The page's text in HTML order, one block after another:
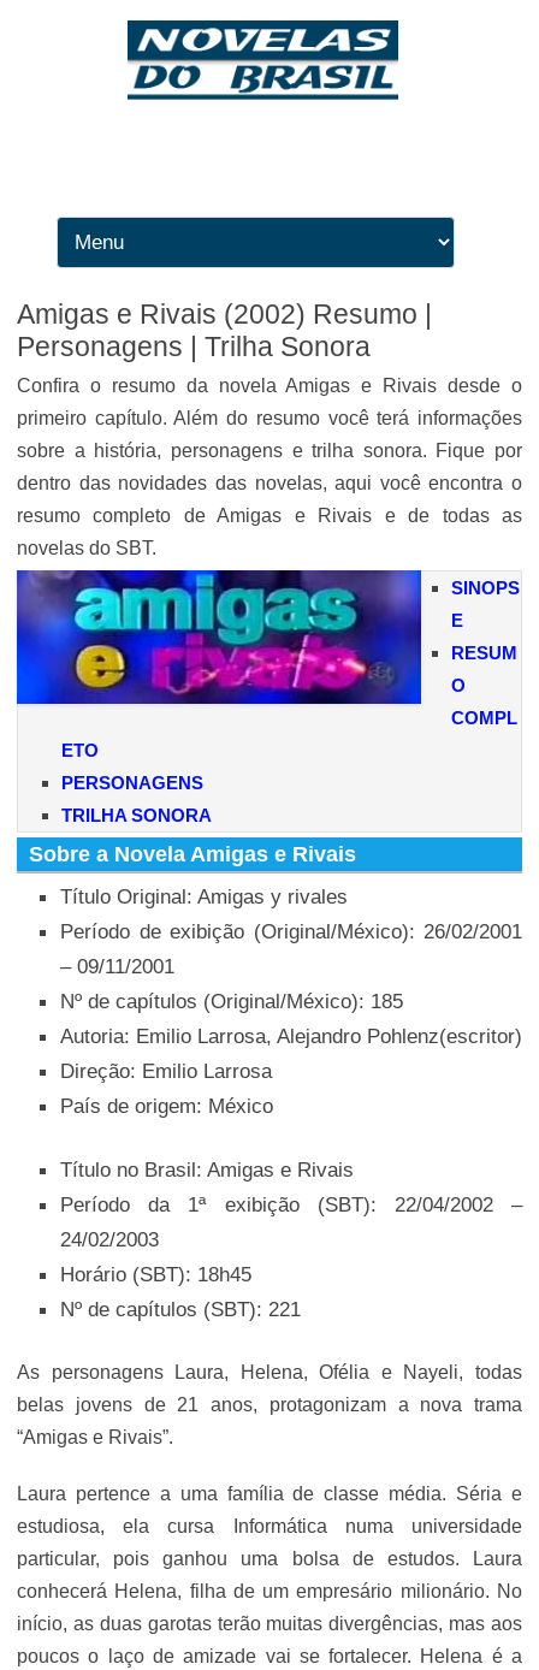
Amigas e Rivais (2002) Resumo |
Personagens | Trilha Sonora
Confira o resumo da novela Amigas e Rivais desde o
primeiro capítulo. Além do resumo você terá informações
sobre a história, personagens e trilha sonora. Fique por
dentro das novidades das novelas, aqui você encontra o
resumo completo de Amigas e Rivais e de todas as
novelas do SBT.
SINOPS
E
RESUM
O
COMPL
ETO
PERSONAGENS
TRILHA SONORA
Sobre a Novela Amigas e Rivais
Título Original: Amigas y rivales
Período de exibição (Original/México): 26/02/2001
– 09/11/2001
Nº de capítulos (Original/México): 185
Autoria: Emilio Larrosa, Alejandro Pohlenz(escritor)
Direção: Emilio Larrosa
País de origem: México
Título no Brasil: Amigas e Rivais
Período da 1ª exibição (SBT): 22/04/2002 –
24/02/2003
Horário (SBT): 18h45
Nº de capítulos (SBT): 221
As personagens Laura, Helena, Ofélia e Nayeli, todas
belas jovens de 21 anos, protagonizam a nova trama
“Amigas e Rivais”.
Laura pertence a uma família de classe média. Séria e
estudiosa, ela cursa Informática numa universidade
particular, pois ganhou uma bolsa de estudos. Laura
conhecerá Helena, filha de um empresário milionário. No
início, as duas garotas terão muitas divergências, mas aos
poucos o laço de amizade vai se fortalecer. Helena é a